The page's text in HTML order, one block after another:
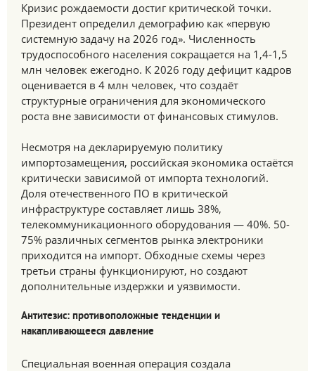
Кризис рождаемости достиг критической точки.
Президент определил демографию как «первую
системную задачу на 2026 год». Численность
трудоспособного населения сокращается на 1,4-1,5
млн человек ежегодно. К 2026 году дефицит кадров
оценивается в 4 млн человек, что создаёт
структурные ограничения для экономического
роста вне зависимости от финансовых стимулов.
Несмотря на декларируемую политику
импортозамещения, российская экономика остаётся
критически зависимой от импорта технологий.
Доля отечественного ПО в критической
инфраструктуре составляет лишь 38%,
телекоммуникационного оборудования — 40%. 50-
75% различных сегментов рынка электроники
приходится на импорт. Обходные схемы через
третьи страны функционируют, но создают
дополнительные издержки и уязвимости.
Антитезис: противоположные тенденции и
накапливающееся давление
Специальная военная операция создала